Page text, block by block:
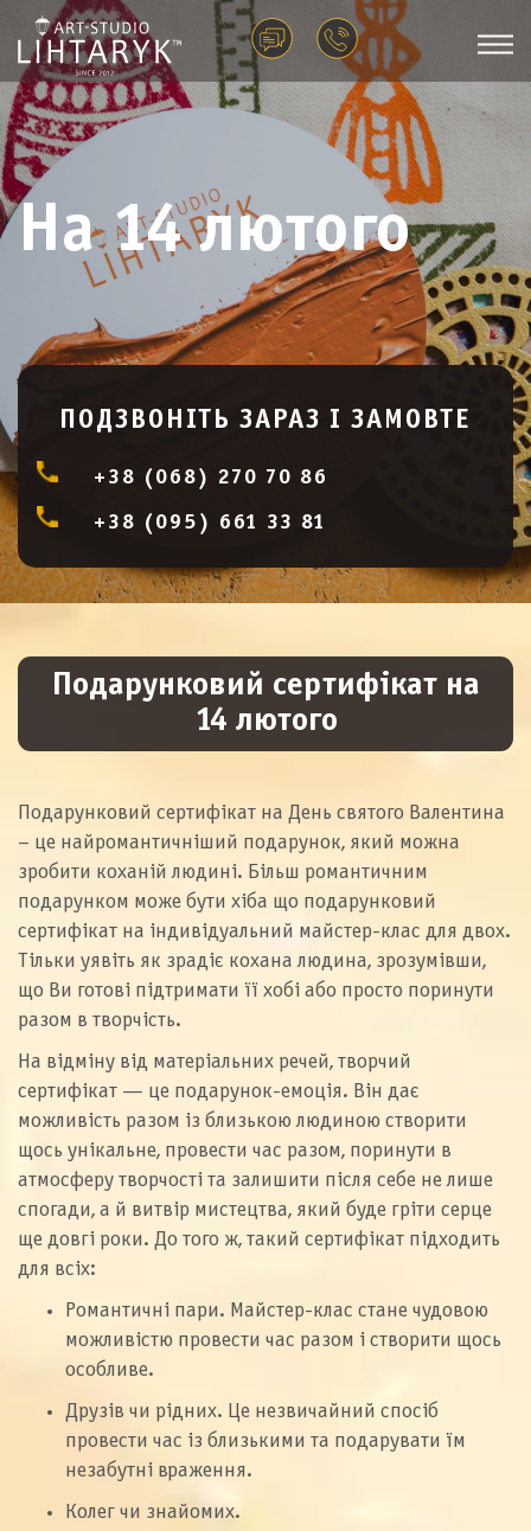
На 14 лютого
ПОДЗВОНІТЬ ЗАРАЗ І ЗАМОВТЕ
+38 (068) 270 70 86
+38 (095) 661 33 81
Подарунковий сертифікат на
14 лютого
Подарунковий сертифікат на День святого Валентина
– це найромантичніший подарунок, який можна
зробити коханій людині. Більш романтичним
подарунком може бути хіба що подарунковий
сертифікат на індивідуальний майстер-клас для двох.
Тільки уявіть як зрадіє кохана людина, зрозумівши,
що Ви готові підтримати її хобі або просто поринути
разом в творчість.
На відміну від матеріальних речей, творчий
сертифікат — це подарунок-емоція. Він дає
можливість разом із близькою людиною створити
щось унікальне, провести час разом, поринути в
атмосферу творчості та залишити після себе не лише
спогади, а й витвір мистецтва, який буде гріти серце
ще довгі роки. До того ж, такий сертифікат підходить
для всіх:
Романтичні пари. Майстер-клас стане чудовою
можливістю провести час разом і створити щось
особливе.
Друзів чи рідних. Це незвичайний спосіб
провести час із близькими та подарувати їм
незабутні враження.
Колег чи знайомих.